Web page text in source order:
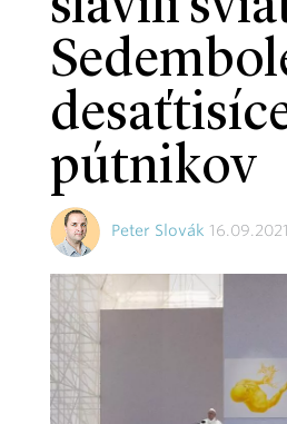
pútnikov
Peter Slovák 16.09.2021